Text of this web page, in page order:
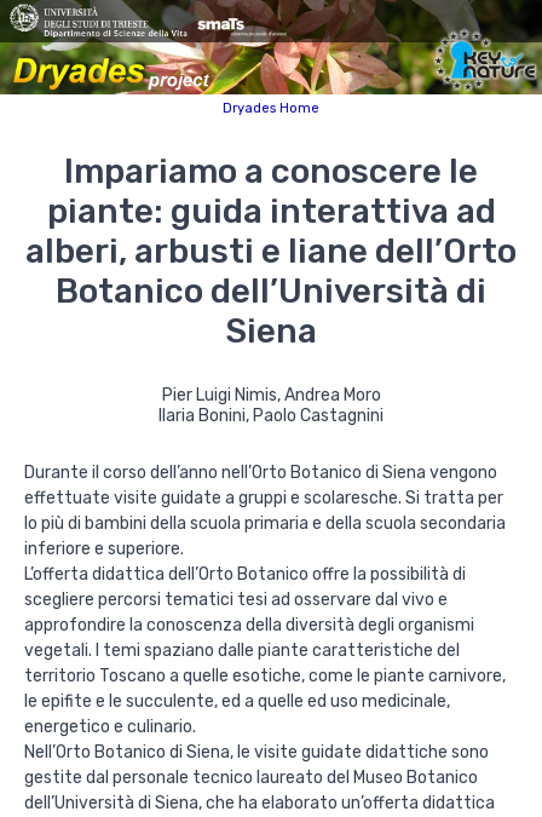
Dryades Home
Impariamo a conoscere le
piante: guida interattiva ad
alberi, arbusti e liane dell’Orto
Botanico dell’Università di
Siena
Pier Luigi Nimis, Andrea Moro
Ilaria Bonini, Paolo Castagnini
Durante il corso dell’anno nell’Orto Botanico di Siena vengono
effettuate visite guidate a gruppi e scolaresche. Si tratta per
lo più di bambini della scuola primaria e della scuola secondaria
inferiore e superiore.
L’offerta didattica dell’Orto Botanico offre la possibilità di
scegliere percorsi tematici tesi ad osservare dal vivo e
approfondire la conoscenza della diversità degli organismi
vegetali. I temi spaziano dalle piante caratteristiche del
territorio Toscano a quelle esotiche, come le piante carnivore,
le epifite e le succulente, ed a quelle ed uso medicinale,
energetico e culinario.
Nell’Orto Botanico di Siena, le visite guidate didattiche sono
gestite dal personale tecnico laureato del Museo Botanico
dell’Università di Siena, che ha elaborato un’offerta didattica